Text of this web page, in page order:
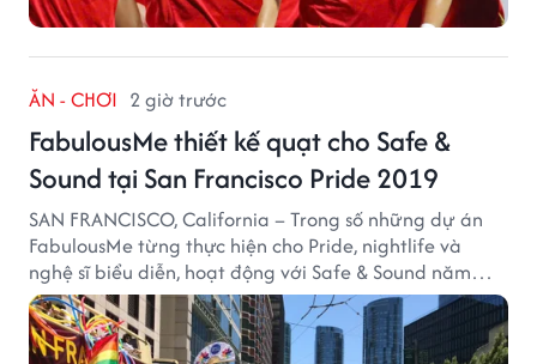
ĂN - CHƠI 2 giờ trước
FabulousMe thiết kế quạt cho Safe &
Sound tại San Francisco Pride 2019
SAN FRANCISCO, California – Trong số những dự án
FabulousMe từng thực hiện cho Pride, nightlife và
nghệ sĩ biểu diễn, hoạt động với Safe & Sound năm
2019 mang một bối cảnh khác biệt. Safe & Sound là tổ
chức phi lợi nhuận tại San Francisco hoạt động trong
lĩnh vực phòng ngừa bạo hành trẻ em, hỗ trợ gia đình